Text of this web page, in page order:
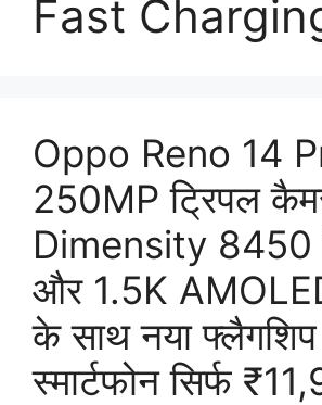
Fast
Oppo Reno 14
250MP ट्रिपल
Dimensity 8450
और 1.5K
के साथ नया फ्लैगशिप
स्मार्टफोन सिर्फ